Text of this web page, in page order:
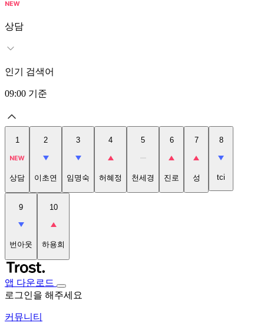
상담
인기 검색어
09:00 기준
1
상담
2
이초연
3
임명숙
4
허혜정
5
천세경
6
진로
7
성
8
tci
9
번아웃
10
하용희
앱 다운로드
로그인을 해주세요
커뮤니티